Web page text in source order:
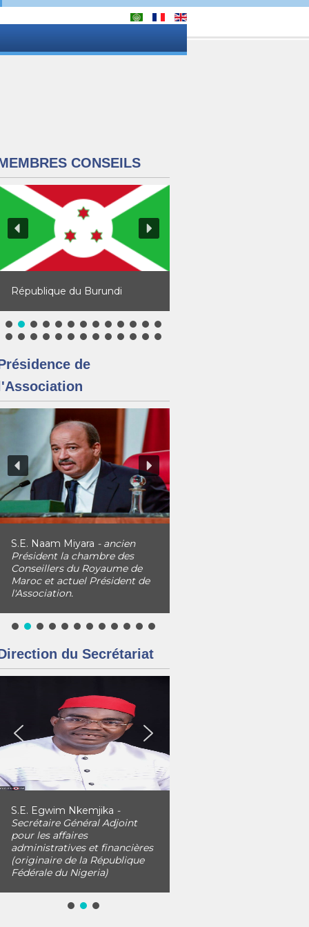
CONSEILS
République du Burundi
de
S.E. Naam Miyara - ancien
Président la chambre des
Conseillers du Royaume de
Maroc et actuel Président de
l'Association.
du Secrétariat
S.E. Egwim Nkemjika -
Secrétaire Général Adjoint
pour les affaires
administratives et financières
(originaire de la République
Fédérale du Nigeria)